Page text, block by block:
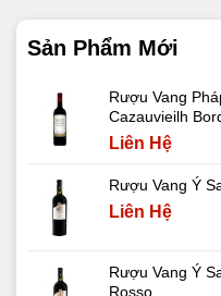
Sản Phẩm Mới
Rượu Vang
Cazauvieilh
Liên Hệ
Rượu Vang Ý
Liên Hệ
Rượu Vang Ý
Rosso